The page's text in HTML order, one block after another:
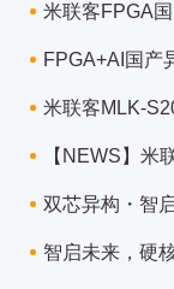
智启未来，硬